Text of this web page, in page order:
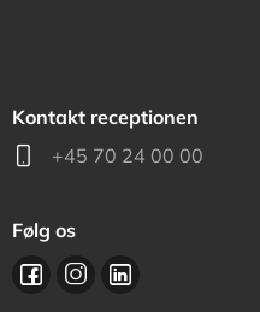
Kontakt receptionen
+45 70 24 00 00
Følg os